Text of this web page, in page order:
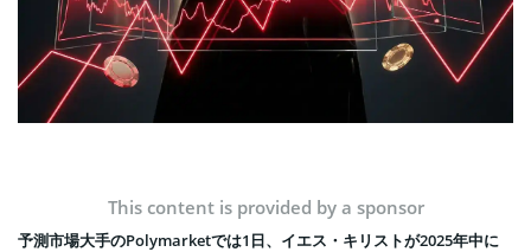
This content is provided by a sponsor
予測市場大手のPolymarketでは1日、イエス・キリストが2025年中に